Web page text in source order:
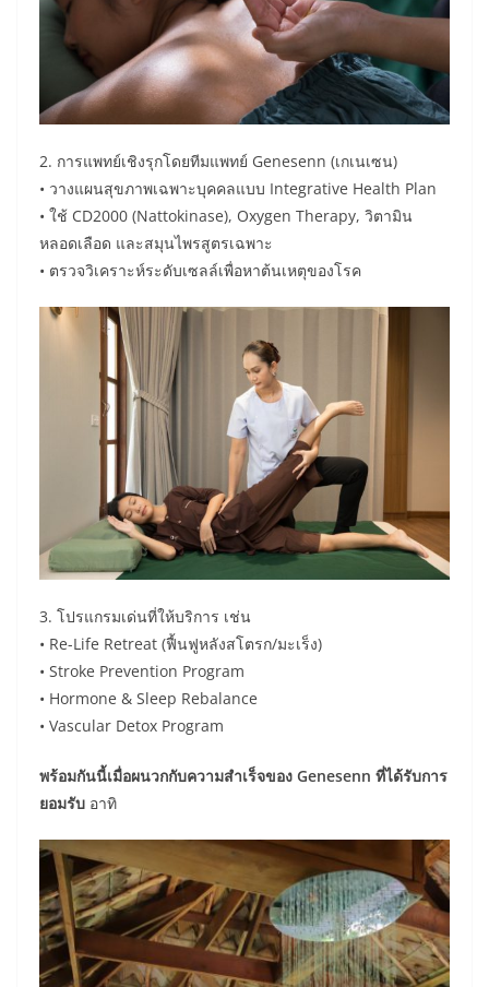
2. การแพทย์เชิงรุกโดยทีมแพทย์ Genesenn (เกเนเซน)
• วางแผนสุขภาพเฉพาะบุคคลแบบ Integrative Health Plan
• ใช้ CD2000 (Nattokinase), Oxygen Therapy, วิตามิน
หลอดเลือด และสมุนไพรสูตรเฉพาะ
• ตรวจวิเคราะห์ระดับเซลล์เพื่อหาต้นเหตุของโรค
3. โปรแกรมเด่นที่ให้บริการ เช่น
• Re-Life Retreat (ฟื้นฟูหลังสโตรก/มะเร็ง)
• Stroke Prevention Program
• Hormone & Sleep Rebalance
• Vascular Detox Program
พร้อมกันนี้เมื่อผนวกกับความสำเร็จของ Genesenn ที่ได้รับการ
ยอมรับ อาทิ